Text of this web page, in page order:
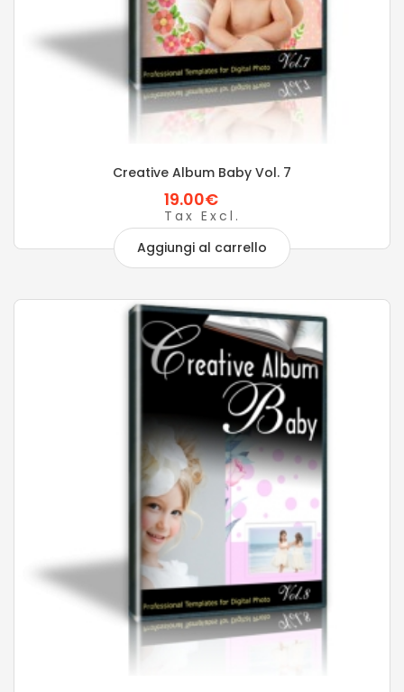
Creative Album Baby Vol. 7
19.00€
Tax Excl.
Aggiungi al carrello